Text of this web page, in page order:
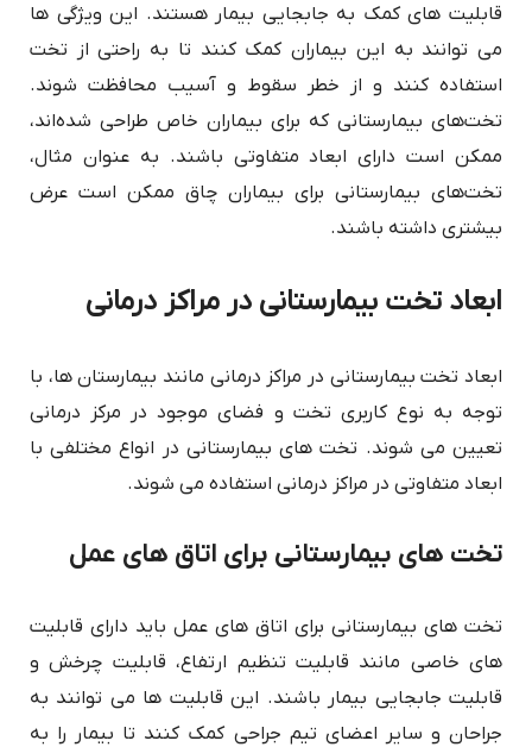
قابلیت های کمک به جابجایی بیمار هستند. این ویژگی ها
می توانند به این بیماران کمک کنند تا به راحتی از تخت
استفاده کنند و از خطر سقوط و آسیب محافظت شوند.
تخت‌های بیمارستانی که برای بیماران خاص طراحی شده‌اند،
ممکن است دارای ابعاد متفاوتی باشند. به عنوان مثال،
تخت‌های بیمارستانی برای بیماران چاق ممکن است عرض
بیشتری داشته باشند.
ابعاد تخت بیمارستانی در مراکز درمانی
ابعاد تخت بیمارستانی در مراکز درمانی مانند بیمارستان ها، با
توجه به نوع کاربری تخت و فضای موجود در مرکز درمانی
تعیین می شوند. تخت های بیمارستانی در انواع مختلفی با
ابعاد متفاوتی در مراکز درمانی استفاده می شوند.
تخت های بیمارستانی برای اتاق های عمل
تخت های بیمارستانی برای اتاق های عمل باید دارای قابلیت
های خاصی مانند قابلیت تنظیم ارتفاع، قابلیت چرخش و
قابلیت جابجایی بیمار باشند. این قابلیت ها می توانند به
جراحان و سایر اعضای تیم جراحی کمک کنند تا بیمار را به